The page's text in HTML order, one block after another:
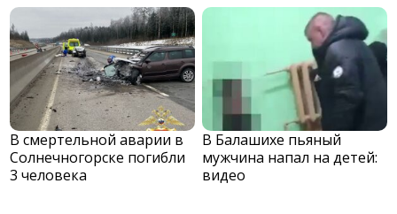
В смертельной аварии в
Солнечногорске погибли
3 человека
В Балашихе пьяный
мужчина напал на детей:
видео